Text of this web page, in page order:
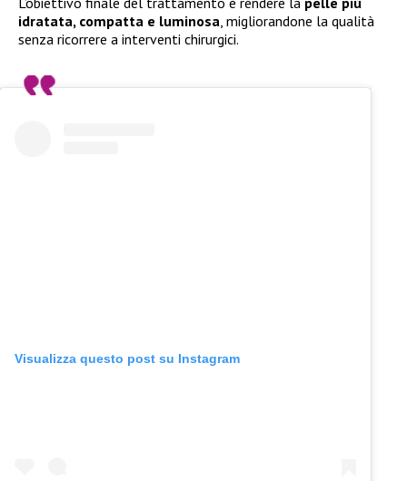
idratata, compatta e luminosa , migliorandone la qualità
senza ricorrere a interventi chirurgici.
Visualizza questo post su Instagram